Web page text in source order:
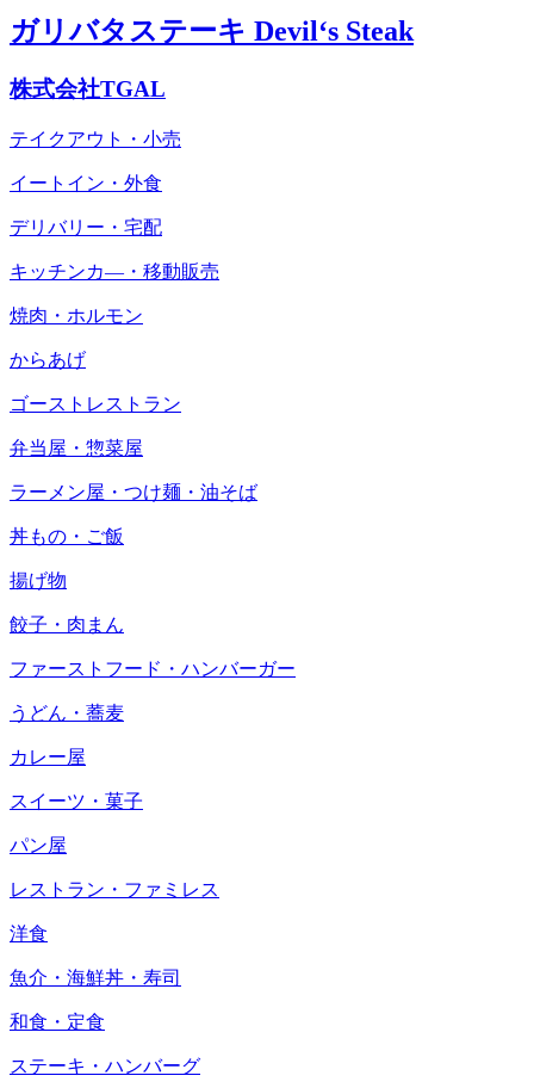
ガリバタステーキ Devil‘s Steak
株式会社TGAL
テイクアウト・小売
イートイン・外食
デリバリー・宅配
キッチンカ―・移動販売
焼肉・ホルモン
からあげ
ゴーストレストラン
弁当屋・惣菜屋
ラーメン屋・つけ麺・油そば
丼もの・ご飯
揚げ物
餃子・肉まん
ファーストフード・ハンバーガー
うどん・蕎麦
カレー屋
スイーツ・菓子
パン屋
レストラン・ファミレス
洋食
魚介・海鮮丼・寿司
和食・定食
ステーキ・ハンバーグ